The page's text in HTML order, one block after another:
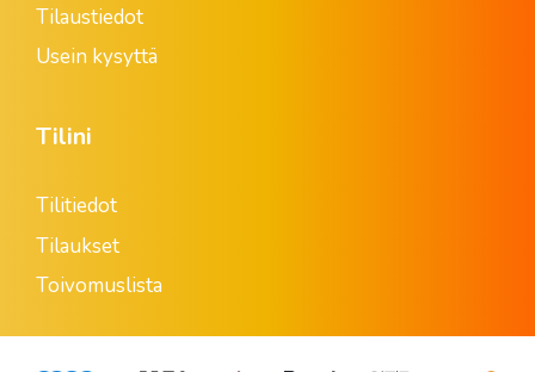
Tilaustiedot
Usein kysyttä
Tilini
Tilitiedot
Tilaukset
Toivomuslista